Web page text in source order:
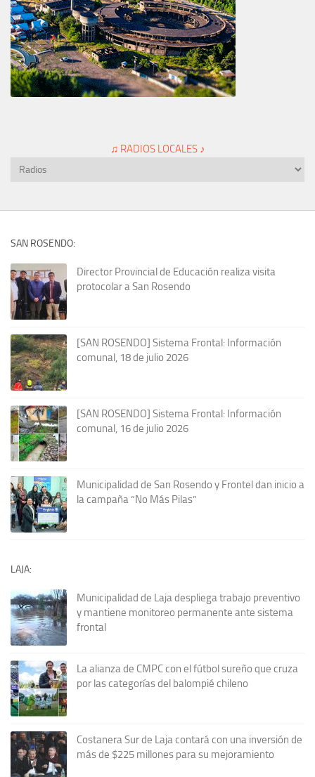
♫ RADIOS LOCALES ♪
SAN ROSENDO:
Director Provincial de Educación realiza visita
protocolar a San Rosendo
[SAN ROSENDO] Sistema Frontal: Información
comunal, 18 de julio 2026
[SAN ROSENDO] Sistema Frontal: Información
comunal, 16 de julio 2026
Municipalidad de San Rosendo y Frontel dan inicio a
la campaña “No Más Pilas”
LAJA:
Municipalidad de Laja despliega trabajo preventivo
y mantiene monitoreo permanente ante sistema
frontal
La alianza de CMPC con el fútbol sureño que cruza
por las categorías del balompié chileno
Costanera Sur de Laja contará con una inversión de
más de $225 millones para su mejoramiento